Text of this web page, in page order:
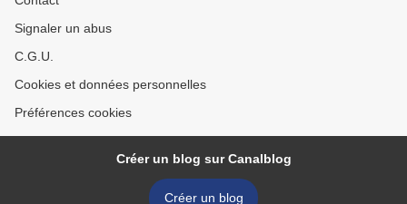
Signaler un abus
C.G.U.
Cookies et données personnelles
Préférences cookies
Créer un blog sur Canalblog
Créer un blog